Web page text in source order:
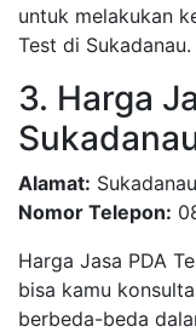
untuk melakukan
Test di Sukadanau.
3. Harga
Alamat:
Nomor Telepon:
Harga Jasa PDA
bisa kamu
berbeda-beda